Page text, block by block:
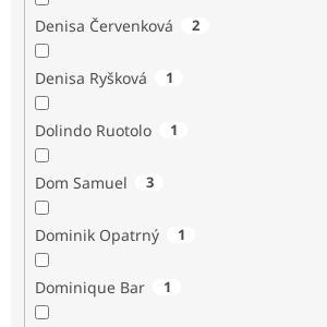
Denisa Červenková 2
Denisa Ryšková 1
Dolindo Ruotolo 1
Dom Samuel 3
Dominik Opatrný 1
Dominique Bar 1